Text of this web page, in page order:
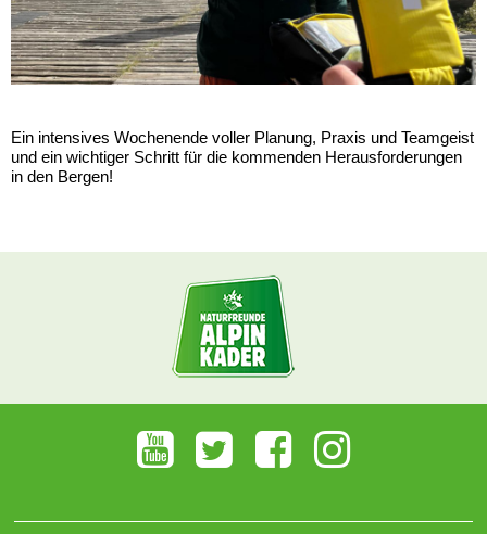
Ein intensives Wochenende voller Planung, Praxis und Teamgeist
und ein wichtiger Schritt für die kommenden Herausforderungen
in den Bergen!